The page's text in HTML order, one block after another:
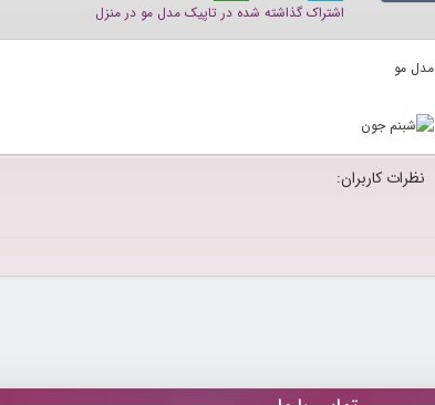
اشتراک گذاشته شده در تاپیک مدل مو در منزل
مدل مو
نظرات کاربران: